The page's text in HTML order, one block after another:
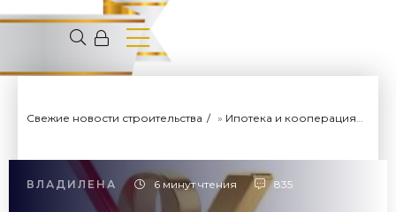
Свежие новости строительства » Ипотека и кооперация
ВЛАДИЛЕНА 6 минут чтения 835